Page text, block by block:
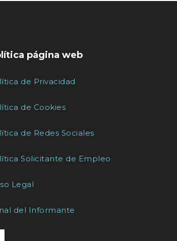
página web
de Privacidad
de Cookies
de Redes Sociales
Solicitante de Empleo
Legal
del Informante